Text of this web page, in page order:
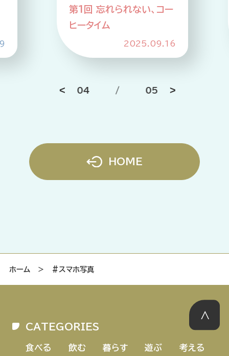
第1回 忘れられない、コー
ヒータイム
2025.09.16
04 / 05
HOME
ホーム＞ #スマホ写真
CATEGORIES
食べる 飲む 暮らす 遊ぶ 考える